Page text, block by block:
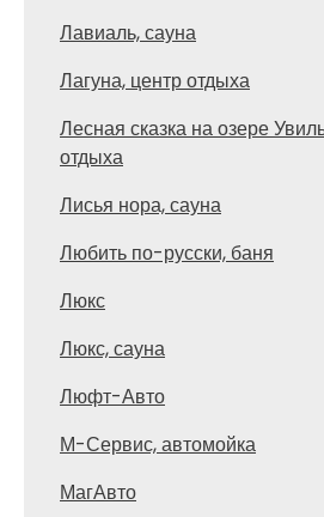
Лавиаль, сауна
Лагуна, центр отдыха
Лесная сказка на озере
отдыха
Лисья нора, сауна
Любить по-русски, баня
Люкс
Люкс, сауна
Люфт-Авто
М-Сервис, автомойка
МагАвто